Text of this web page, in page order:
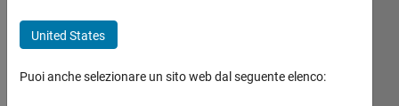
seen:
circa 2
Attivo
United States
Puoi anche selezionare un sito web dal seguente elenco: